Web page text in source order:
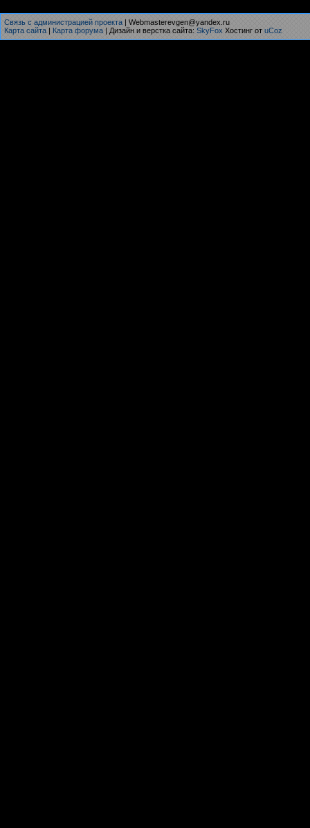
Связь с администрацией проекта | Webmasterevgen@yandex.ru
Карта сайта | Карта форума | Дизайн и верстка сайта: SkyFox Хостинг от uCoz